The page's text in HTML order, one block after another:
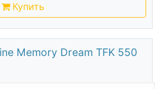
Купить
Memory Dream TFK 550